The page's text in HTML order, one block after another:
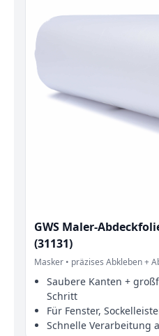
GWS
(31131)
Masker • präzises Abkleben +
Saubere Kanten +
Schritt
Für Fenster,
Schnelle Verarbeitung